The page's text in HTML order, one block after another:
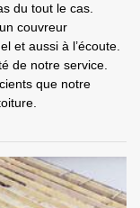
du tout le cas.
couvreur
et aussi à l’écoute.
de notre service.
que notre